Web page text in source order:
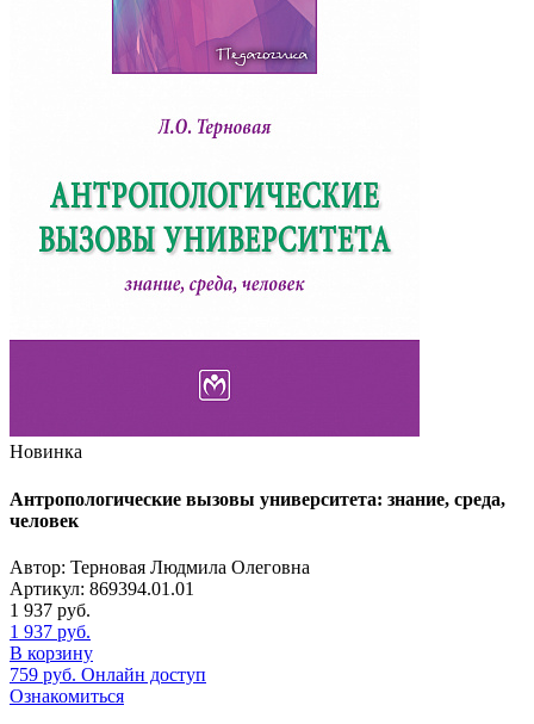
Новинка
Антропологические вызовы университета: знание, среда,
человек
Автор: Терновая Людмила Олеговна
Артикул: 869394.01.01
1 937 руб.
1 937 руб.
В корзину
759 руб. Онлайн доступ
Ознакомиться